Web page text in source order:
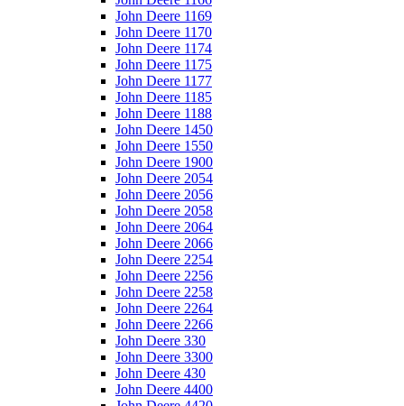
John Deere 1169
John Deere 1170
John Deere 1174
John Deere 1175
John Deere 1177
John Deere 1185
John Deere 1188
John Deere 1450
John Deere 1550
John Deere 1900
John Deere 2054
John Deere 2056
John Deere 2058
John Deere 2064
John Deere 2066
John Deere 2254
John Deere 2256
John Deere 2258
John Deere 2264
John Deere 2266
John Deere 330
John Deere 3300
John Deere 430
John Deere 4400